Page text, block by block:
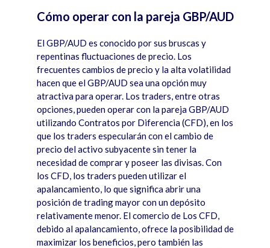
Cómo operar con la pareja GBP/AUD
El GBP/AUD es conocido por sus bruscas y
repentinas fluctuaciones de precio. Los
frecuentes cambios de precio y la alta volatilidad
hacen que el GBP/AUD sea una opción muy
atractiva para operar. Los traders, entre otras
opciones, pueden operar con la pareja GBP/AUD
utilizando Contratos por Diferencia (CFD), en los
que los traders especularán con el cambio de
precio del activo subyacente sin tener la
necesidad de comprar y poseer las divisas. Con
los CFD, los traders pueden utilizar el
apalancamiento, lo que significa abrir una
posición de trading mayor con un depósito
relativamente menor. El comercio de Los CFD,
debido al apalancamiento, ofrece la posibilidad de
maximizar los beneficios, pero también las